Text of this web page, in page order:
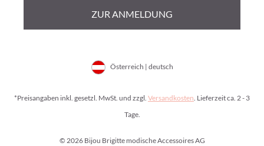
ZUR ANMELDUNG
Österreich | deutsch
*Preisangaben inkl. gesetzl. MwSt. und zzgl. Versandkosten. Lieferzeit ca. 2 - 3
Tage.
© 2026 Bijou Brigitte modische Accessoires AG